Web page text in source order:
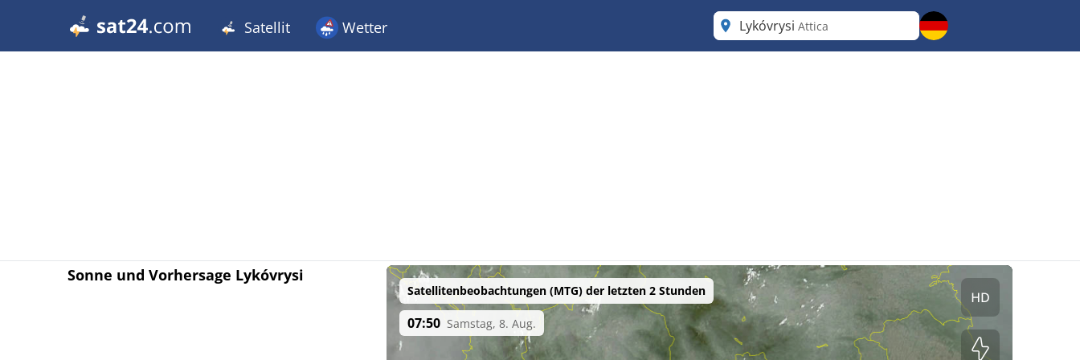
Satellit Wetter Lykóvrysi Attica
Sonne und Vorhersage Lykóvrysi
Satellitenbeobachtungen (MTG) der letzten 2 Stunden
07:50 Samstag, 8. Aug.